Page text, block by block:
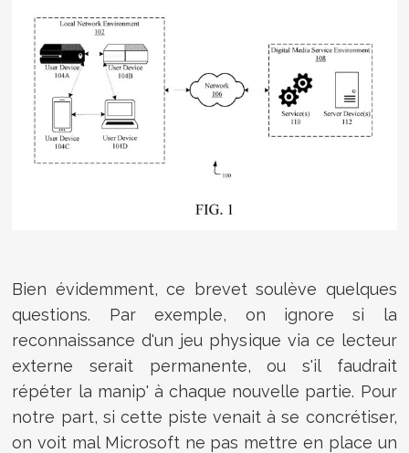
Bien évidemment, ce brevet soulève quelques
questions. Par exemple, on ignore si la
reconnaissance d'un jeu physique via ce lecteur
externe serait permanente, ou s'il faudrait
répéter la manip' à chaque nouvelle partie. Pour
notre part, si cette piste venait à se concrétiser,
on voit mal Microsoft ne pas mettre en place un